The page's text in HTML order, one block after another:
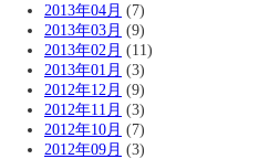
2013年04月 (7)
2013年03月 (9)
2013年02月 (11)
2013年01月 (3)
2012年12月 (9)
2012年11月 (3)
2012年10月 (7)
2012年09月 (3)